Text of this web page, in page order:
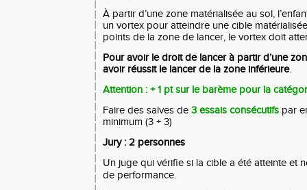
À partir d’une zone matérialisée au sol,
un vortex pour atteindre une cible
points de la zone de lancer, le vortex doit
Pour avoir le droit de lancer à partir d’une
avoir réussit le lancer de la zone inférieure.
Attention : + 1 pt sur le barème pour la
Faire des salves de 3 essais consécutifs par
minimum (3 + 3)
Jury : 2 personnes
Un juge qui vérifie si la cible a été atteinte et
de performance.